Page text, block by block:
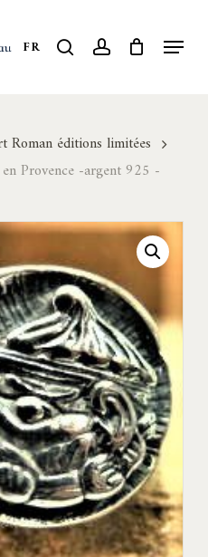
FR search account Menu
Roman éditions limitées
Provence -argent 925 -
Close